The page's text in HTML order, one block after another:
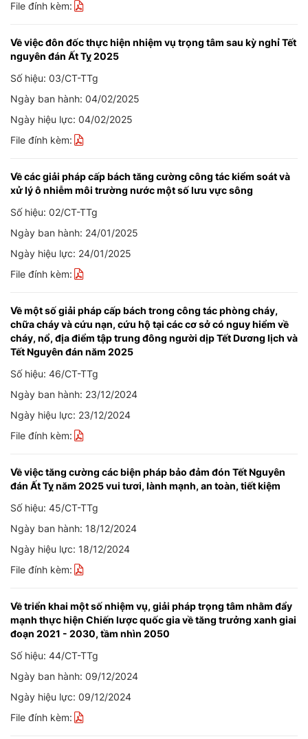
File đính kèm:
Về việc đôn đốc thực hiện nhiệm vụ trọng tâm sau kỳ nghỉ Tết
nguyên đán Ất Tỵ 2025
Số hiệu: 03/CT-TTg
Ngày ban hành: 04/02/2025
Ngày hiệu lực: 04/02/2025
File đính kèm:
Về các giải pháp cấp bách tăng cường công tác kiểm soát và
xử lý ô nhiễm môi trường nước một số lưu vực sông
Số hiệu: 02/CT-TTg
Ngày ban hành: 24/01/2025
Ngày hiệu lực: 24/01/2025
File đính kèm:
Về một số giải pháp cấp bách trong công tác phòng cháy,
chữa cháy và cứu nạn, cứu hộ tại các cơ sở có nguy hiểm về
cháy, nổ, địa điểm tập trung đông người dịp Tết Dương lịch và
Tết Nguyên đán năm 2025
Số hiệu: 46/CT-TTg
Ngày ban hành: 23/12/2024
Ngày hiệu lực: 23/12/2024
File đính kèm:
Về việc tăng cường các biện pháp bảo đảm đón Tết Nguyên
đán Ất Tỵ năm 2025 vui tươi, lành mạnh, an toàn, tiết kiệm
Số hiệu: 45/CT-TTg
Ngày ban hành: 18/12/2024
Ngày hiệu lực: 18/12/2024
File đính kèm:
Về triển khai một số nhiệm vụ, giải pháp trọng tâm nhằm đẩy
mạnh thực hiện Chiến lược quốc gia về tăng trưởng xanh giai
đoạn 2021 - 2030, tầm nhìn 2050
Số hiệu: 44/CT-TTg
Ngày ban hành: 09/12/2024
Ngày hiệu lực: 09/12/2024
File đính kèm: